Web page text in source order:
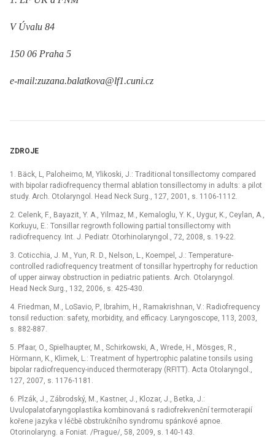
V Úvalu 84
150 06 Praha 5
e-mail:zuzana.balatkova@lf1.cuni.cz
ZDROJE
1. Bäck, L, Paloheimo, M, Ylikoski, J.: Traditional tonsillectomy compared
with bipolar radiofrequency thermal ablation tonsillectomy in adults: a pilot
study. Arch. Otolaryngol. Head Neck Surg., 127, 2001, s. 1106-1112.
2. Celenk, F., Bayazit, Y. A., Yilmaz, M., Kemaloglu, Y. K., Uygur, K., Ceylan, A.,
Korkuyu, E.: Tonsillar regrowth following partial tonsillectomy with
radiofrequency. Int. J. Pediatr. Otorhinolaryngol., 72, 2008, s. 19-22.
3. Coticchia, J. M., Yun, R. D., Nelson, L., Koempel, J.: Temperature-
controlled radiofrequency treatment of tonsillar hypertrophy for reduction
of upper airway obstruction in pediatric patients. Arch. Otolaryngol.
Head Neck Surg., 132, 2006, s. 425-430.
4. Friedman, M., LoSavio, P., Ibrahim, H., Ramakrishnan, V.: Radiofrequency
tonsil reduction: safety, morbidity, and efficacy. Laryngoscope, 113, 2003,
s. 882-887.
5. Pfaar, O., Spielhaupter, M., Schirkowski, A., Wrede, H., Mösges, R.,
Hörmann, K., Klimek, L.: Treatment of hypertrophic palatine tonsils using
bipolar radiofrequency-induced thermoterapy (RFITT). Acta Otolaryngol.,
127, 2007, s. 1176-1181.
6. Plzák, J., Zábrodský, M., Kastner, J., Klozar, J., Betka, J.:
Uvulopalatofaryngoplastika kombinovaná s radiofrekvenční termoterapií
kořene jazyka v léčbě obstrukčního syndromu spánkové apnoe.
Otorinolaryng. a Foniat. /Prague/, 58, 2009, s. 140-143.